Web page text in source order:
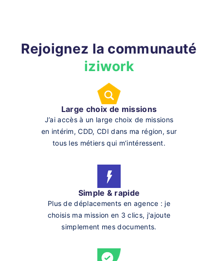
Rejoignez la communauté
iziwork
Large choix de missions
J’ai accès à un large choix de missions
en intérim, CDD, CDI dans ma région, sur
tous les métiers qui m’intéressent.
Simple & rapide
Plus de déplacements en agence : je
choisis ma mission en 3 clics, j'ajoute
simplement mes documents.